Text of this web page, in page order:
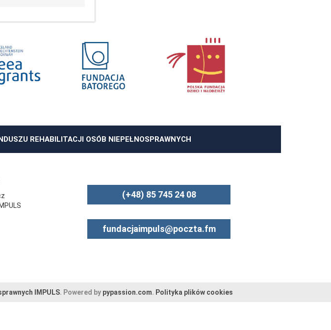
REHABILITACJI OSÓB NIEPEŁNOSPRAWNYCH
(+48) 85 745 24 08
fundacjaimpuls@poczta.fm
IMPULS. Powered by pypassion.com. Polityka plików cookies